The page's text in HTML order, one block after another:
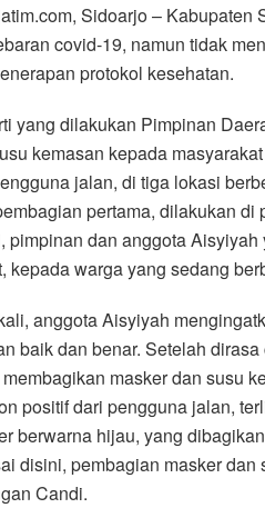
Sidoarjo – Kabupaten
covid-19, namun tidak
protokol kesehatan.
yang dilakukan Pimpinan
kemasan kepada masyarakat
jalan, di tiga lokasi
pertama, dilakukan di
pimpinan dan anggota
kepada warga yang sedang
anggota Aisyiyah
baik dan benar. Setelah
masker dan susu
positif dari pengguna jalan,
berwarna hijau, yang
disini, pembagian masker
Candi.